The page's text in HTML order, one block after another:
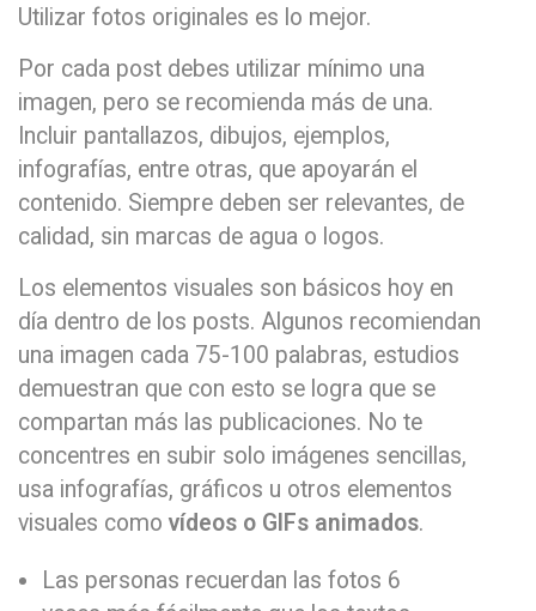
Utilizar fotos originales es lo mejor.
Por cada post debes utilizar mínimo una
imagen, pero se recomienda más de una.
Incluir pantallazos, dibujos, ejemplos,
infografías, entre otras, que apoyarán el
contenido. Siempre deben ser relevantes, de
calidad, sin marcas de agua o logos.
Los elementos visuales son básicos hoy en
día dentro de los posts. Algunos recomiendan
una imagen cada 75-100 palabras, estudios
demuestran que con esto se logra que se
compartan más las publicaciones. No te
concentres en subir solo imágenes sencillas,
usa infografías, gráficos u otros elementos
visuales como vídeos o GIFs animados.
Las personas recuerdan las fotos 6